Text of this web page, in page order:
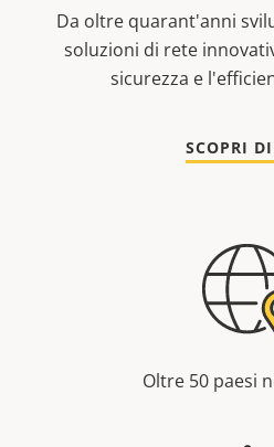
Da oltre quarant'anni
soluzioni di rete
sicurezza e
SCOPRI
Oltre 50 paesi